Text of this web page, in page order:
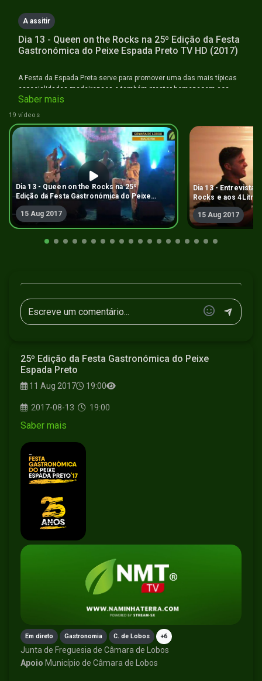
A assitir
Dia 13 - Queen on the Rocks na 25º Edição da Festa
Gastronómica do Peixe Espada Preto TV HD (2017)
A Festa da Espada Preta serve para promover uma das mais típicas
especialidades madeirenses e também prestar homenagem aos
pescadores locais que há gerações se ocupam da pesca deste
extraordinário peixe.
Saber mais
19 vídeos
Dia 13 - Queen on the Rocks na 25º
Edição da Festa Gastronómica do Peixe
Espada Preto TV HD (2017)
15 Aug 2017
Dia 13 - Entrevista
Rocks e aos 4Litro
Gastronómica do
HD (2017)
15 Aug 2017
25º Edição da Festa Gastronómica do Peixe
Espada Preto
11 Aug 2017 19:00
2017-08-13 19:00
Saber mais
Em direto Gastronomia C. de Lobos +6
Junta de Freguesia de Câmara de Lobos
Apoio Município de Câmara de Lobos